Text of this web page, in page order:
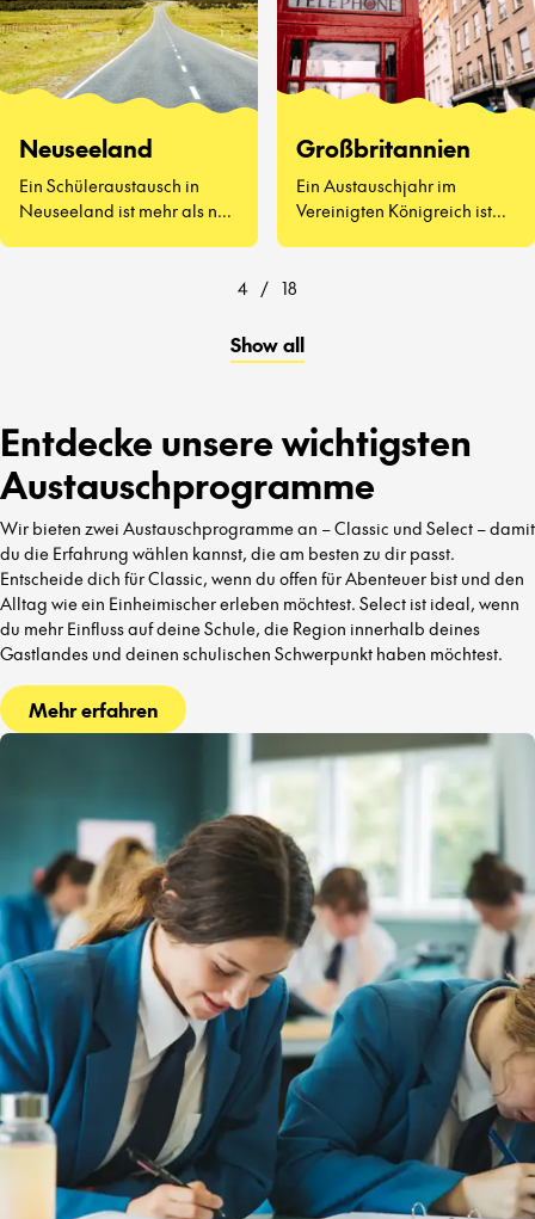
Neuseeland
Ein Schüleraustausch in
Neuseeland ist mehr als nur
Großbritannien
Ein Austauschjahr im
Vereinigten Königreich ist
4 / 18
Show all
Entdecke unsere wichtigsten
Austauschprogramme
Wir bieten zwei Austauschprogramme an – Classic und Select – damit
du die Erfahrung wählen kannst, die am besten zu dir passt.
Entscheide dich für Classic, wenn du offen für Abenteuer bist und den
Alltag wie ein Einheimischer erleben möchtest. Select ist ideal, wenn
du mehr Einfluss auf deine Schule, die Region innerhalb deines
Gastlandes und deinen schulischen Schwerpunkt haben möchtest.
Mehr erfahren